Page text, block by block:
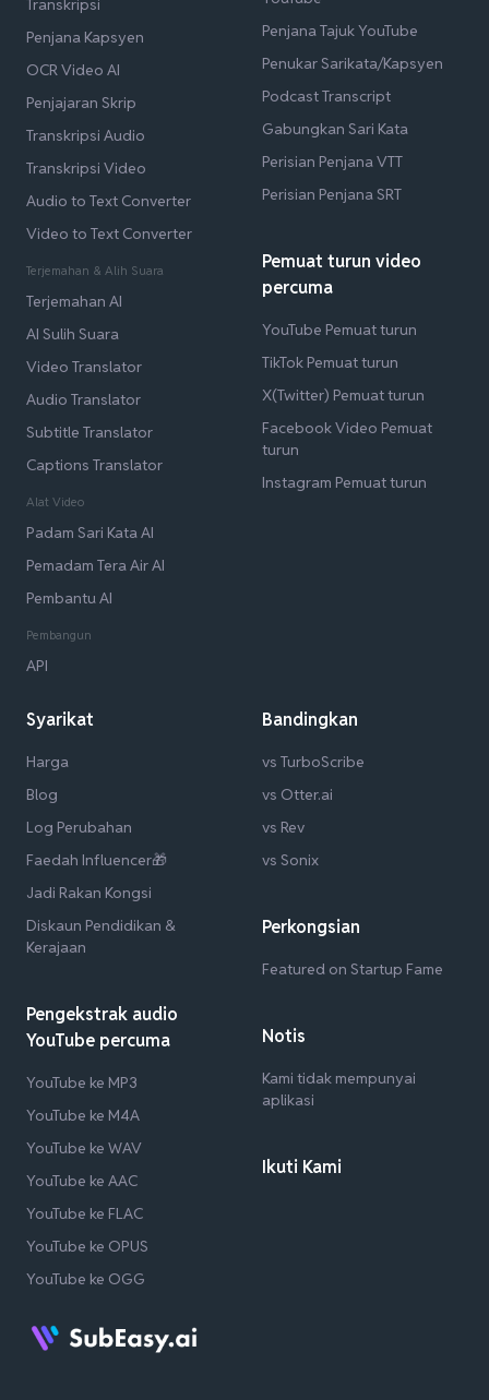
Transkripsi
Penjana Kapsyen
OCR Video AI
Penjajaran Skrip
Transkripsi Audio
Transkripsi Video
Audio to Text Converter
Video to Text Converter
Terjemahan & Alih Suara
Terjemahan AI
AI Sulih Suara
Video Translator
Audio Translator
Subtitle Translator
Captions Translator
Alat Video
Padam Sari Kata AI
Pemadam Tera Air AI
Pembantu AI
Pembangun
API
Penjana Tajuk YouTube
Penukar Sarikata/Kapsyen
Podcast Transcript
Gabungkan Sari Kata
Perisian Penjana VTT
Perisian Penjana SRT
Pemuat turun video
percuma
YouTube Pemuat turun
TikTok Pemuat turun
X(Twitter) Pemuat turun
Facebook Video Pemuat
turun
Instagram Pemuat turun
Syarikat
Harga
Blog
Log Perubahan
Faedah Influencer🎁
Jadi Rakan Kongsi
Diskaun Pendidikan &
Kerajaan
Pengekstrak audio
YouTube percuma
YouTube ke MP3
YouTube ke M4A
YouTube ke WAV
YouTube ke AAC
YouTube ke FLAC
YouTube ke OPUS
YouTube ke OGG
Bandingkan
vs TurboScribe
vs Otter.ai
vs Rev
vs Sonix
Perkongsian
Featured on Startup Fame
Notis
Kami tidak mempunyai
aplikasi
Ikuti Kami